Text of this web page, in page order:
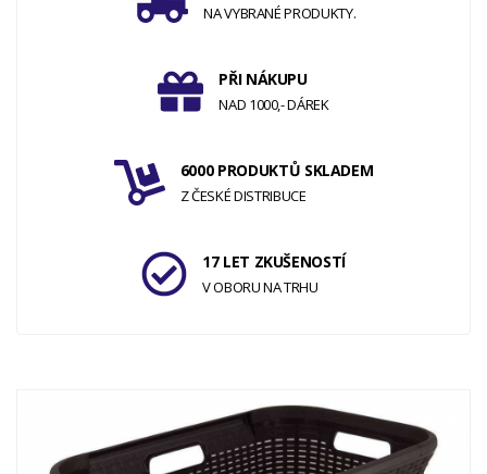
NA VYBRANÉ PRODUKTY.
PŘI NÁKUPU
NAD 1000,- DÁREK
6000 PRODUKTŮ SKLADEM
Z ČESKÉ DISTRIBUCE
17 LET ZKUŠENOSTÍ
V OBORU NA TRHU